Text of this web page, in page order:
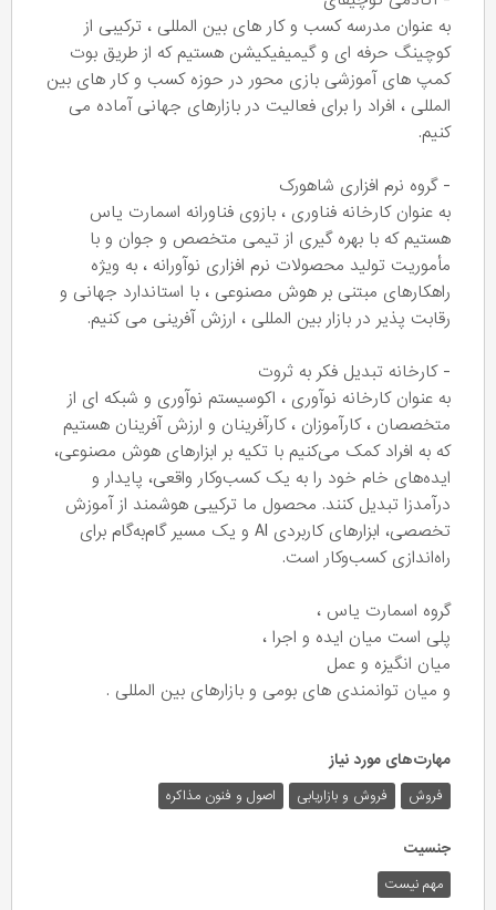
به عنوان مدرسه کسب و کار های بین المللی ، ترکیبی از
کوچینگ حرفه ای و گیمیفیکیشن هستیم که از طریق بوت
کمپ های آموزشی بازی محور در حوزه کسب و کار های بین
المللی ، افراد را برای فعالیت در بازارهای جهانی آماده می
کنیم.
- گروه نرم افزاری شاهورک
به عنوان کارخانه فناوری ، بازوی فناورانه اسمارت یاس
هستیم که با بهره گیری از تیمی متخصص و جوان و با
مأموریت تولید محصولات نرم افزاری نوآورانه ، به ویژه
راهکارهای مبتنی بر هوش مصنوعی ، با استاندارد جهانی و
رقابت پذیر در بازار بین المللی ، ارزش آفرینی می کنیم.
- کارخانه تبدیل فکر به ثروت
به عنوان کارخانه نوآوری ، اکوسیستم نوآوری و شبکه ای از
متخصصان ، کارآموزان ، کارآفرینان و ارزش آفرینان هستیم
که به افراد کمک می‌کنیم با تکیه بر ابزارهای هوش مصنوعی،
ایده‌های خام خود را به یک کسب‌وکار واقعی، پایدار و
درآمدزا تبدیل کنند. محصول ما ترکیبی هوشمند از آموزش
تخصصی، ابزارهای کاربردی AI و یک مسیر گام‌به‌گام برای
راه‌اندازی کسب‌وکار است.
گروه اسمارت یاس ،
پلی است میان ایده و اجرا ،
میان انگیزه و عمل
و میان توانمندی های بومی و بازارهای بین المللی .
مهارت‌های مورد نیاز
فروش فروش و بازاریابی اصول و فنون مذاکره
جنسیت
مهم نیست